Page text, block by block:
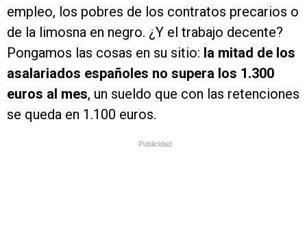
empleo, los pobres de los contratos precarios o
de la limosna en negro. ¿Y el trabajo decente?
Pongamos las cosas en su sitio: la mitad de los
asalariados españoles no supera los 1.300
euros al mes, un sueldo que con las retenciones
se queda en 1.100 euros.
Publicidad